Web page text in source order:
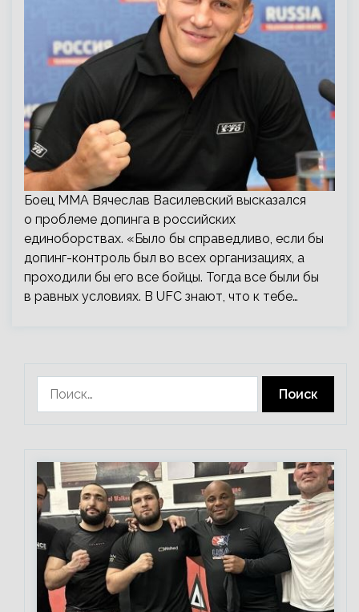
Боец ММА Вячеслав Василевский высказался
о проблеме допинга в российских
единоборствах. «Было бы справедливо, если бы
допинг-контроль был во всех организациях, а
проходили бы его все бойцы. Тогда все были бы
в равных условиях. В UFC знают, что к тебе…